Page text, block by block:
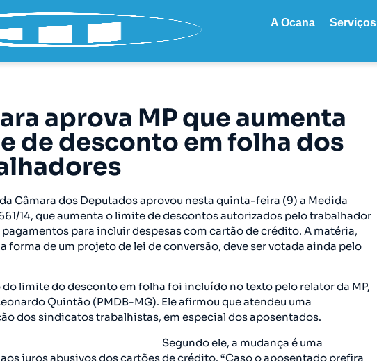
A Ocana Serviços
aprova MP que aumenta
de desconto em folha dos
Câmara dos Deputados aprovou nesta quinta-feira (9) a Medida
14, que aumenta o limite de descontos autorizados pelo trabalhador
pagamentos para incluir despesas com cartão de crédito. A matéria,
forma de um projeto de lei de conversão, deve ser votada ainda pelo
do limite do desconto em folha foi incluído no texto pelo relator da MP,
Quintão (PMDB-MG). Ele afirmou que atendeu uma
dos sindicatos trabalhistas, em especial dos aposentados.
Segundo ele, a mudança é uma
juros abusivos dos cartões de crédito. “Caso o aposentado prefira